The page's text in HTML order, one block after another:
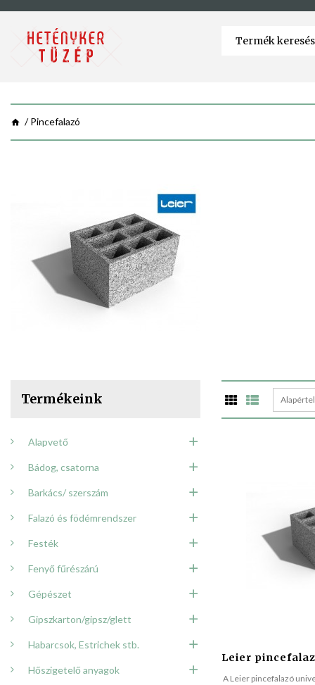
Pincefalazó
Termékeink
Alapvető
Bádog, csatorna
Barkács/ szerszám
Falazó és födémrendszer
Festék
Fenyő fűrészárú
Gépészet
Gipszkarton/gipsz/glett
Habarcsok, Estrichek stb.
Hőszigetelő anyagok
Leier
A Leier pincefalazó